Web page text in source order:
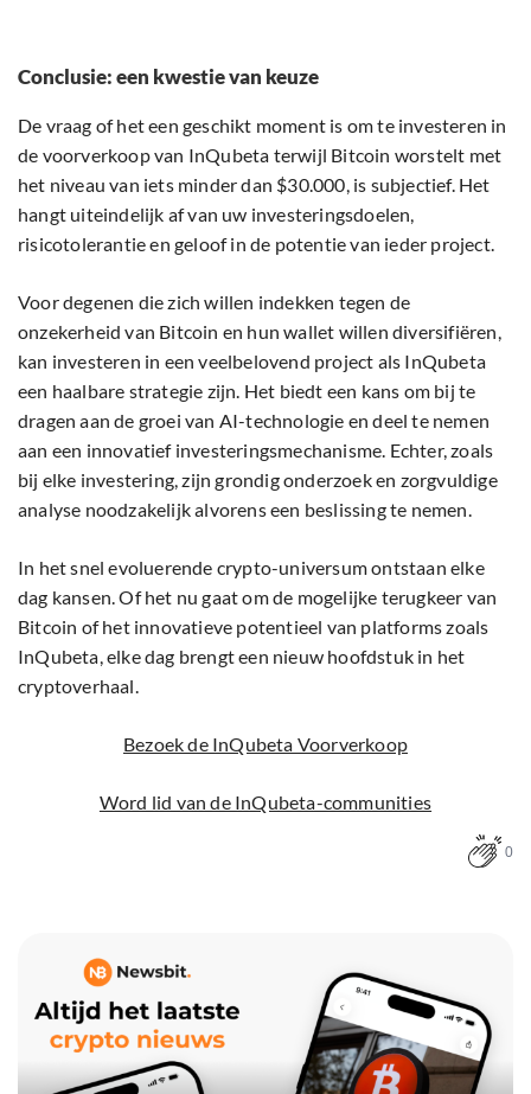
Conclusie: een kwestie van keuze
De vraag of het een geschikt moment is om te investeren in
de voorverkoop van InQubeta terwijl Bitcoin worstelt met
het niveau van iets minder dan $30.000, is subjectief. Het
hangt uiteindelijk af van uw investeringsdoelen,
risicotolerantie en geloof in de potentie van ieder project.
Voor degenen die zich willen indekken tegen de
onzekerheid van Bitcoin en hun wallet willen diversifiëren,
kan investeren in een veelbelovend project als InQubeta
een haalbare strategie zijn. Het biedt een kans om bij te
dragen aan de groei van AI-technologie en deel te nemen
aan een innovatief investeringsmechanisme. Echter, zoals
bij elke investering, zijn grondig onderzoek en zorgvuldige
analyse noodzakelijk alvorens een beslissing te nemen.
In het snel evoluerende crypto-universum ontstaan elke
dag kansen. Of het nu gaat om de mogelijke terugkeer van
Bitcoin of het innovatieve potentieel van platforms zoals
InQubeta, elke dag brengt een nieuw hoofdstuk in het
cryptoverhaal.
Bezoek de InQubeta Voorverkoop
Word lid van de InQubeta-communities
0